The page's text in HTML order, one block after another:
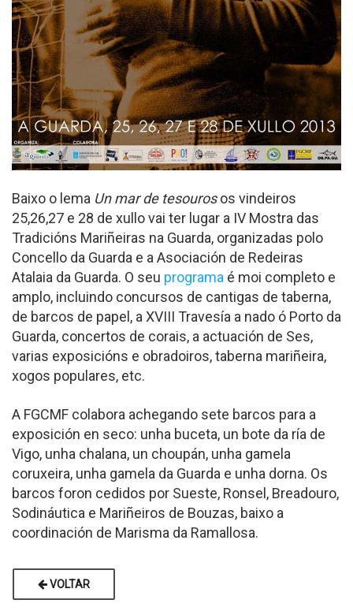
Baixo o lema Un mar de tesourosos vindeiros
25,26,27 e 28 de xullo vai ter lugar a IV Mostra das
Tradicións Mariñeiras na Guarda, organizadas polo
Concello da Guarda e a Asociación de Redeiras
Atalaia da Guarda. O seu programa é moi completo e
amplo, incluindo concursos de cantigas de taberna,
de barcos de papel, a XVIII Travesía a nado ó Porto da
Guarda, concertos de corais, a actuación de Ses,
varias exposicións e obradoiros, taberna mariñeira,
xogos populares, etc.
A FGCMF colabora achegando sete barcos para a
exposición en seco: unha buceta, un bote da ría de
Vigo, unha chalana, un choupán, unha gamela
coruxeira, unha gamela da Guarda e unha dorna. Os
barcos foron cedidos por Sueste, Ronsel, Breadouro,
Sodináutica e Mariñeiros de Bouzas, baixo a
coordinación de Marisma da Ramallosa.
VOLTAR